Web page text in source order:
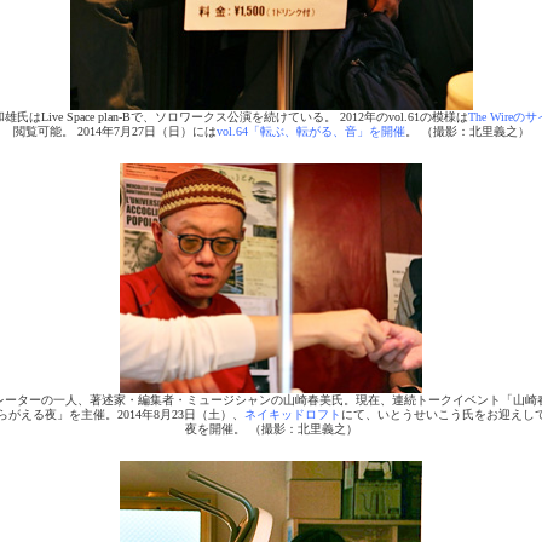
雄氏はLive Space plan-Bで、ソロワークス公演を続けている。 2012年のvol.61の模様はThe Wireのサ
閲覧可能。 2014年7月27日（日）にはvol.64「転ぶ、転がる、音」を開催 。 （撮影：北里義之）
ーターの一人、著述家・編集者・ミュージシャンの山崎春美氏。現在、連続トークイベント「山崎
がえる夜」を主催。2014年8月23日（土）、 ネイキッドロフト にて、いとうせいこう氏をお迎えし
夜を開催。 （撮影：北里義之）